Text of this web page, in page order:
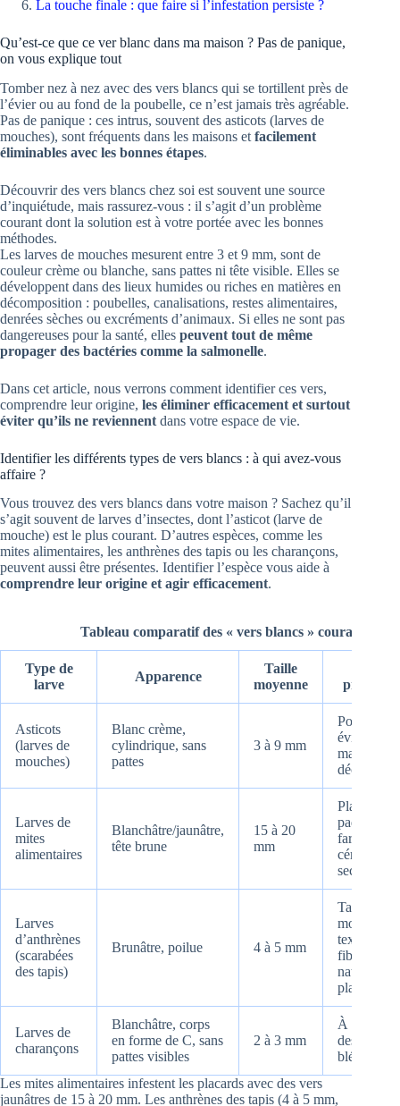
La touche finale : que faire si l’infestation persiste ?
Qu’est-ce que ce ver blanc dans ma maison ? Pas de panique,
on vous explique tout
Tomber nez à nez avec des vers blancs qui se tortillent près de
l’évier ou au fond de la poubelle, ce n’est jamais très agréable.
Pas de panique : ces intrus, souvent des asticots (larves de
mouches), sont fréquents dans les maisons et facilement
éliminables avec les bonnes étapes.
Découvrir des vers blancs chez soi est souvent une source
d’inquiétude, mais rassurez-vous : il s’agit d’un problème
courant dont la solution est à votre portée avec les bonnes
méthodes.
Les larves de mouches mesurent entre 3 et 9 mm, sont de
couleur crème ou blanche, sans pattes ni tête visible. Elles se
développent dans des lieux humides ou riches en matières en
décomposition : poubelles, canalisations, restes alimentaires,
denrées sèches ou excréments d’animaux. Si elles ne sont pas
dangereuses pour la santé, elles peuvent tout de même
propager des bactéries comme la salmonelle.
Dans cet article, nous verrons comment identifier ces vers,
comprendre leur origine, les éliminer efficacement et surtout
éviter qu’ils ne reviennent dans votre espace de vie.
Identifier les différents types de vers blancs : à qui avez-vous
affaire ?
Vous trouvez des vers blancs dans votre maison ? Sachez qu’il
s’agit souvent de larves d’insectes, dont l’asticot (larve de
mouche) est le plus courant. D’autres espèces, comme les
mites alimentaires, les anthrènes des tapis ou les charançons,
peuvent aussi être présentes. Identifier l’espèce vous aide à
comprendre leur origine et agir efficacement.
Tableau comparatif des « vers blancs » courants
Type de
larve
Apparence
Taille
moyenne
Asticots
(larves de
mouches)
Blanc crème,
cylindrique, sans
pattes
3 à 9 mm
Poubelles,
éviers,
matières en
Larves de
mites
alimentaires
Blanchâtre/jaunâtre,
tête brune
15 à 20
mm
Placards,
paquets de
farine,
céréales,
secs
Larves
d’anthrènes
(scarabées
des tapis)
Brunâtre, poilue 4 à 5 mm
Tapis,
moquettes,
textiles en
fibres
naturelles,
placards
Larves de
charançons
Blanchâtre, corps
en forme de C, sans
pattes visibles
2 à 3 mm
À
des grains
blé)
Les mites alimentaires infestent les placards avec des vers
jaunâtres de 15 à 20 mm. Les anthrènes des tapis (4 à 5 mm,